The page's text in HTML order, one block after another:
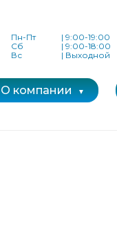
Пн-Пт | 9:00-19:00
Сб
| 9:00-18:00
Вс
| Выходной
О компании